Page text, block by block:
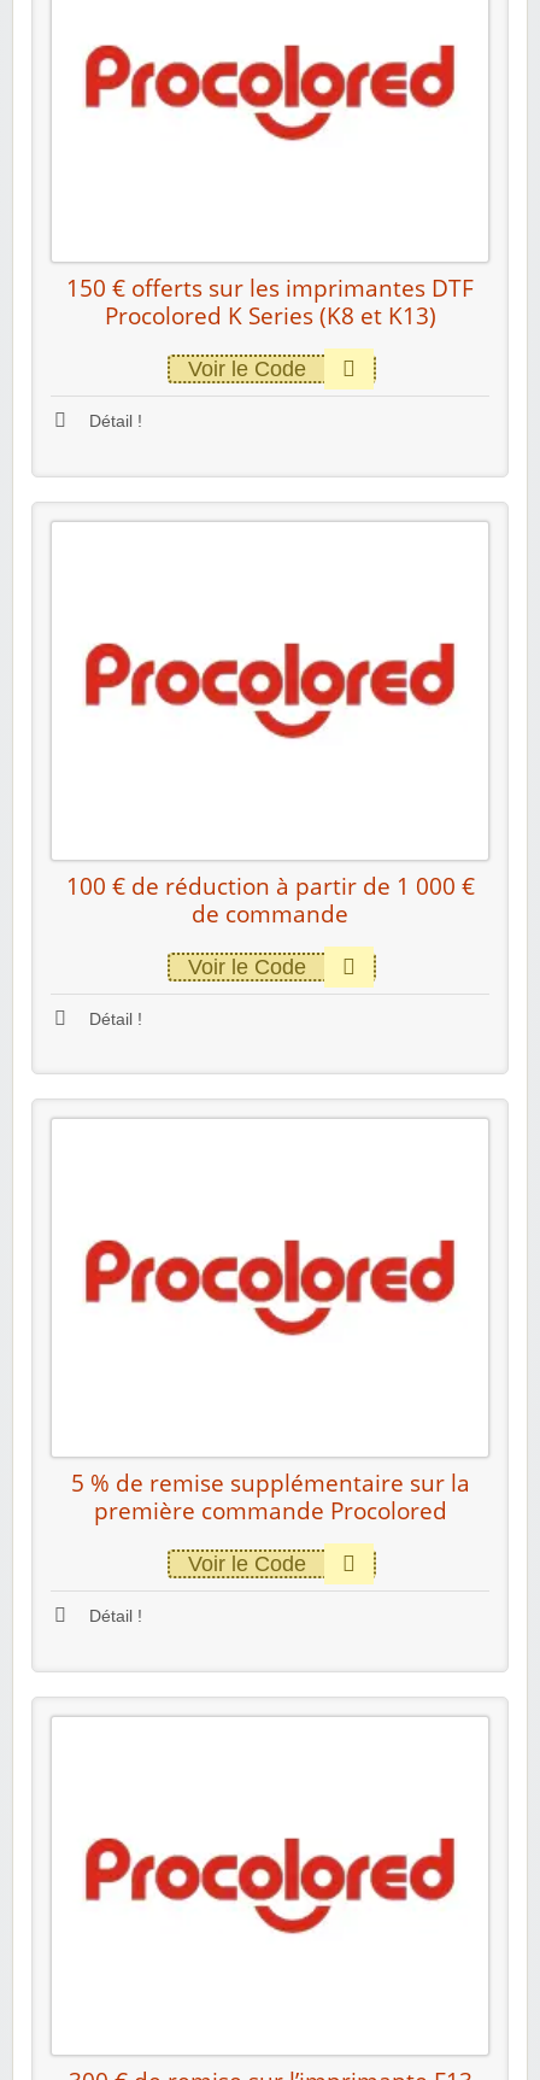
150 € offerts sur les imprimantes DTF
Procolored K Series (K8 et K13)
Voir le Code
Détail !
100 € de réduction à partir de 1 000 €
de commande
Voir le Code
Détail !
5 % de remise supplémentaire sur la
première commande Procolored
Voir le Code
Détail !